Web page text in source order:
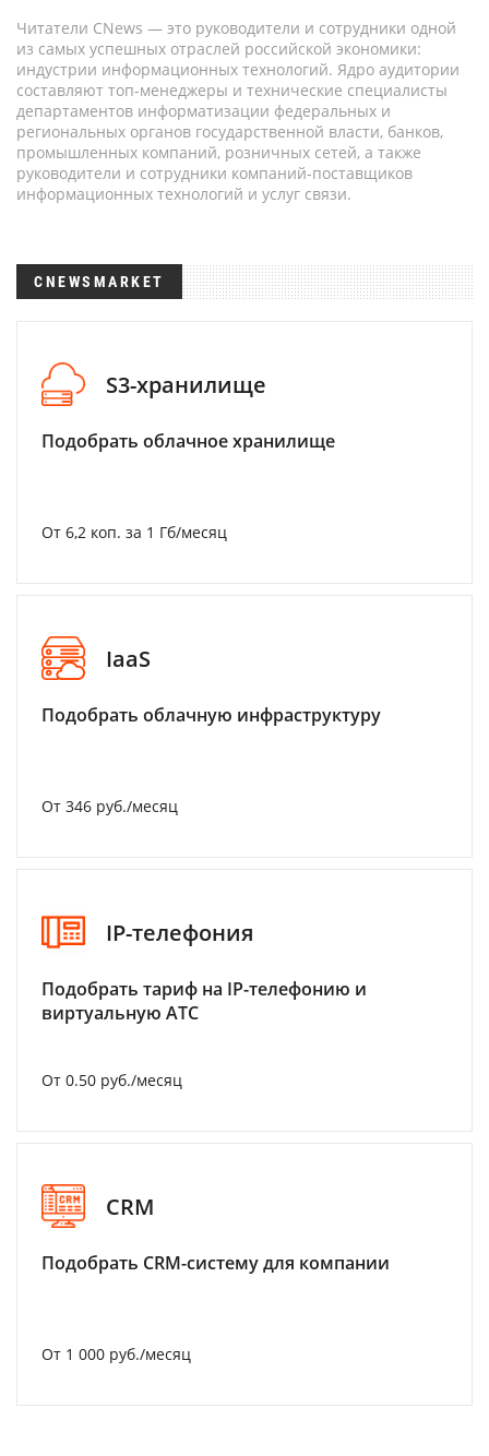
Читатели CNews — это руководители и сотрудники одной
из самых успешных отраслей российской экономики:
индустрии информационных технологий. Ядро аудитории
составляют топ-менеджеры и технические специалисты
департаментов информатизации федеральных и
региональных органов государственной власти, банков,
промышленных компаний, розничных сетей, а также
руководители и сотрудники компаний-поставщиков
информационных технологий и услуг связи.
CNEWSMARKET
S3-хранилище
Подобрать облачное хранилище
От 6,2 коп. за 1 Гб/месяц
IaaS
Подобрать облачную инфраструктуру
От 346 руб./месяц
IP-телефония
Подобрать тариф на IP-телефонию и
виртуальную АТС
От 0.50 руб./месяц
CRM
Подобрать CRM-систему для компании
От 1 000 руб./месяц